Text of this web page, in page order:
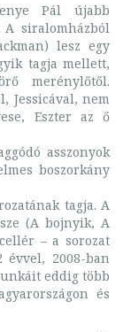
Pál újabb
siralomházból
lesz egy
tagja mellett,
merénylőtől.
Jessicával, nem
Eszter az ő
asszonyok
boszorkány
tagja. A
(A bojnyik, A
– a sorozat
2008-ban
eddig több
és